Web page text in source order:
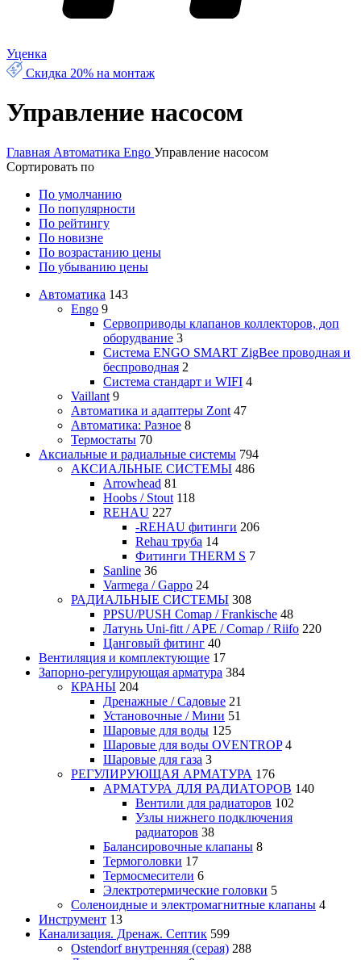
Уценка
Скидка 20% на монтаж
Управление насосом
Главная Автоматика Engo Управление насосом
Сортировать по
По умолчанию
По популярности
По рейтингу
По новизне
По возрастанию цены
По убыванию цены
Автоматика 143
Engo 9
Сервоприводы клапанов коллекторов, доп
оборудвание 3
Система ENGO SMART ZigBee проводная и
беспроводная 2
Система стандарт и WIFI 4
Vaillant 9
Автоматика и адаптеры Zont 47
Автоматика: Разное 8
Термостаты 70
Аксиальные и радиальные системы 794
АКСИАЛЬНЫЕ СИСТЕМЫ 486
Arrowhead 81
Hoobs / Stout 118
REHAU 227
-REHAU фитинги 206
Rehau труба 14
Фитинги THERM S 7
Sanline 36
Varmega / Gappo 24
РАДИАЛЬНЫЕ СИСТЕМЫ 308
PPSU/PUSH Comap / Frankische 48
Латунь Uni-fitt / APE / Comap / Riifo 220
Цанговый фитинг 40
Вентиляция и комплектующие 17
Запорно-регулирующая арматура 384
КРАНЫ 204
Дренажные / Садовые 21
Установочные / Мини 51
Шаровые для воды 125
Шаровые для воды OVENTROP 4
Шаровые для газа 3
РЕГУЛИРУЮЩАЯ АРМАТУРА 176
АРМАТУРА ДЛЯ РАДИАТОРОВ 140
Вентили для радиаторов 102
Узлы нижнего подключения
радиаторов 38
Балансировочные клапаны 8
Термоголовки 17
Термосмесители 6
Электротермические головки 5
Соленоидные и электромагнитные клапаны 4
Инструмент 13
Канализация. Дренаж. Септик 599
Ostendorf внутренняя (серая) 288